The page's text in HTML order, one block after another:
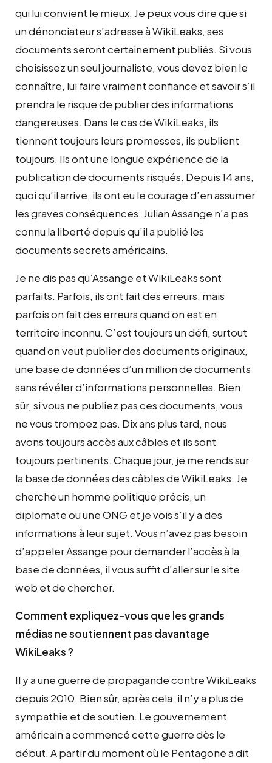
qui lui convient le mieux. Je peux vous dire que si
un dénonciateur s’adresse à WikiLeaks, ses
documents seront certainement publiés. Si vous
choisissez un seul journaliste, vous devez bien le
connaître, lui faire vraiment confiance et savoir s’il
prendra le risque de publier des informations
dangereuses. Dans le cas de WikiLeaks, ils
tiennent toujours leurs promesses, ils publient
toujours. Ils ont une longue expérience de la
publication de documents risqués. Depuis 14 ans,
quoi qu’il arrive, ils ont eu le courage d’en assumer
les graves conséquences. Julian Assange n’a pas
connu la liberté depuis qu’il a publié les
documents secrets américains.
Je ne dis pas qu’Assange et WikiLeaks sont
parfaits. Parfois, ils ont fait des erreurs, mais
parfois on fait des erreurs quand on est en
territoire inconnu. C’est toujours un défi, surtout
quand on veut publier des documents originaux,
une base de données d’un million de documents
sans révéler d’informations personnelles. Bien
sûr, si vous ne publiez pas ces documents, vous
ne vous trompez pas. Dix ans plus tard, nous
avons toujours accès aux câbles et ils sont
toujours pertinents. Chaque jour, je me rends sur
la base de données des câbles de WikiLeaks. Je
cherche un homme politique précis, un
diplomate ou une ONG et je vois s’il y a des
informations à leur sujet. Vous n’avez pas besoin
d’appeler Assange pour demander l’accès à la
base de données, il vous suffit d’aller sur le site
web et de chercher.
Comment expliquez-vous que les grands
médias ne soutiennent pas davantage
WikiLeaks ?
Il y a une guerre de propagande contre WikiLeaks
depuis 2010. Bien sûr, après cela, il n’y a plus de
sympathie et de soutien. Le gouvernement
américain a commencé cette guerre dès le
début. A partir du moment où le Pentagone a dit